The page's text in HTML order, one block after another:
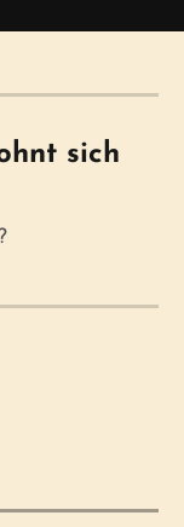
sich